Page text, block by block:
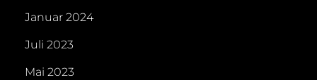
Januar 2024
Juli 2023
Mai 2023